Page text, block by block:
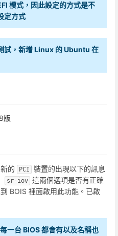
模式，因此設定的方式是不
定方式
試，新增 Linux 的 Ubuntu 在
版
的 PCI
裝置的出現以下的訊息
sr-iov 這兩個選項是否有正確
BOIS 裡面啟用此功能。已啟
一台 BIOS 都會有以及名稱也